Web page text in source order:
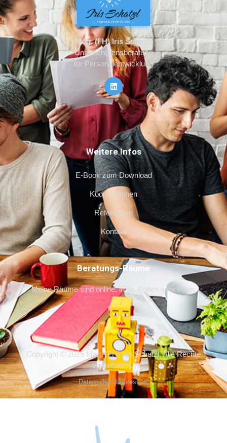
Mag. (FH) Iris Schatzl
Unternehmensberatung
für Personalentwicklung
Weitere Infos
E-Book zum Download
Kooperationen
Referenzen
Kontakt
Beratungs-Räume
Meine Räume sind online, in St. Pölten oder Wien.
Copyright © 2025 Mag. (FH) Iris Schatzl. Alle Rechte
vorbehalten.
DatenschutzImpressum